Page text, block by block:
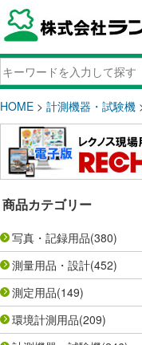
HOME > 計測機器・試験機
商品カテゴリー
写真・記録用品(380)
測量用品・設計(452)
測定用品(149)
環境計測用品(209)